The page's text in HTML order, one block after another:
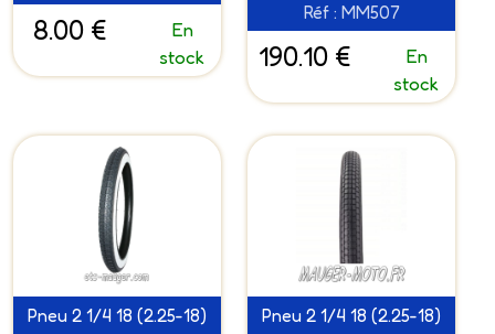
8.00 €
En
stock
Réf : MM507
190.10 €
En
stock
Pneu 2 1/4 18 (2.25-18)
Pneu 2 1/4 18 (2.25-18)